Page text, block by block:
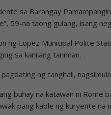
sa Barangay
59-na taong gulang, isang
ng Lopez Municipal Police
sa kanilang taniman.
ng tanghali,
buhay na katawan ni Rome
pang kable ng kuryente na